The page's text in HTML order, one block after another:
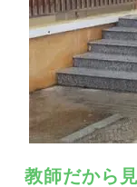
教師だから